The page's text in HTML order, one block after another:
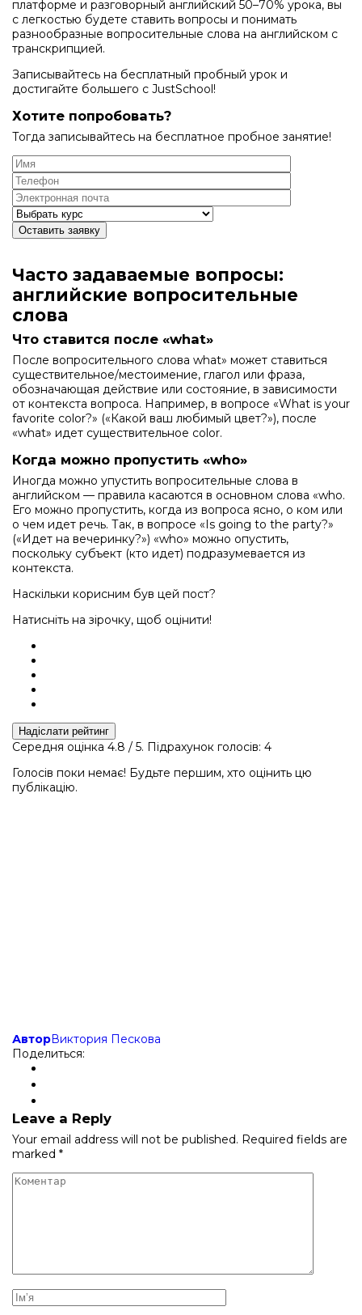
платформе и разговорный английский 50–70% урока, вы
с легкостью будете ставить вопросы и понимать
разнообразные вопросительные слова на английском с
транскрипцией.
Записывайтесь на бесплатный пробный урок и
достигайте большего с JustSchool!
Хотите попробовать?
Тогда записывайтесь на бесплатное пробное занятие!
Оставить заявку
Часто задаваемые вопросы:
английские вопросительные
слова
Что ставится после «what»
После вопросительного слова what» может ставиться
существительное/местоимение, глагол или фраза,
обозначающая действие или состояние, в зависимости
от контекста вопроса. Например, в вопросе «What is your
favorite color?» («Какой ваш любимый цвет?»), после
«what» идет существительное color.
Когда можно пропустить «who»
Иногда можно упустить вопросительные слова в
английском — правила касаются в основном слова «who.
Его можно пропустить, когда из вопроса ясно, о ком или
о чем идет речь. Так, в вопросе «Is going to the party?»
(«Идет на вечеринку?») «who» можно опустить,
поскольку субъект (кто идет) подразумевается из
контекста.
Наскільки корисним був цей пост?
Натисніть на зірочку, щоб оцінити!
Надіслати рейтинг
Середня оцінка 4.8 / 5. Підрахунок голосів: 4
Голосів поки немає! Будьте першим, хто оцінить цю
публікацію.
АвторВиктория Пескова
Поделиться:
Leave a Reply
Your email address will not be published. Required fields are
marked *